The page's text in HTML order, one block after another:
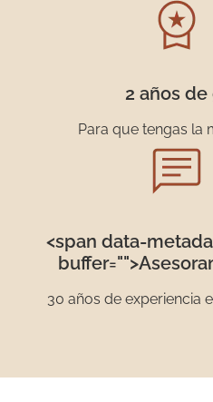
2 años
Para que tengas la
<span data-
buffer="
30 años de experiencia